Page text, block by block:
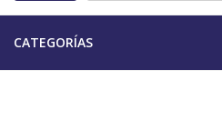
CATEGORÍAS